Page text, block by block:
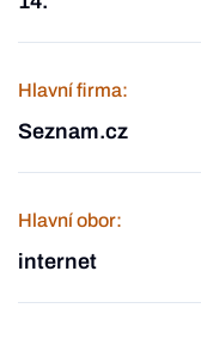
Hlavní firma:
Seznam.cz
Hlavní obor:
internet